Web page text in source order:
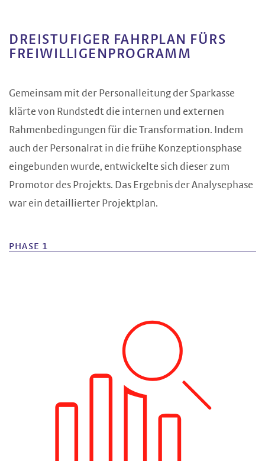
DREISTUFIGER FAHRPLAN FÜRS
FREIWILLIGENPROGRAMM
Gemeinsam mit der Personalleitung der Sparkasse
klärte von Rundstedt die internen und externen
Rahmenbedingungen für die Transformation. Indem
auch der Personalrat in die frühe Konzeptionsphase
eingebunden wurde, entwickelte sich dieser zum
Promotor des Projekts. Das Ergebnis der Analysephase
war ein detaillierter Projektplan.
PHASE 1